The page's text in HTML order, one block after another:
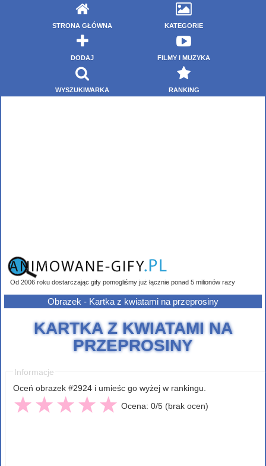
STRONA GŁÓWNA KATEGORIE
DODAJ FILMY I MUZYKA
WYSZUKIWARKA RANKING
Od 2006 roku dostarczając gify pomogliśmy już łącznie ponad 5 milionów razy
Obrazek - Kartka z kwiatami na przeprosiny
KARTKA Z KWIATAMI NA
PRZEPROSINY
Informacje
Oceń obrazek #2924 i umieśc go wyżej w rankingu.
Ocena: 0/5 (brak ocen)